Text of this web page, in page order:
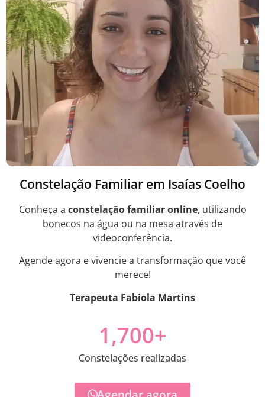
Constelação Familiar em Isaías Coelho
Conheça a constelação familiar online, utilizando
bonecos na água ou na mesa através de
videoconferência.
Agende agora e vivencie a transformação que você
merece!
Terapeuta Fabiola Martins
Constelações realizadas
1,700+